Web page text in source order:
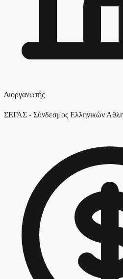
Διοργανωτής
ΣΕΓΑΣ - Σύνδεσμος Ελληνικών